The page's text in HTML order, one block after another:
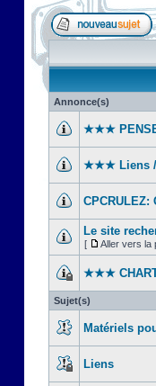
Annonce(s)
★★★
★★★ Liens
Le site
[ Aller vers la
★★★
Sujet(s)
Matériels
Liens